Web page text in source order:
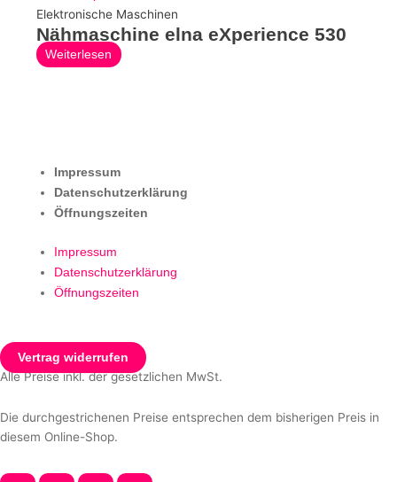
Elektronische Maschinen
Nähmaschine elna eXperience 530
Weiterlesen
Impressum
Datenschutzerklärung
Öffnungszeiten
Impressum
Datenschutzerklärung
Öffnungszeiten
Vertrag widerrufen
Alle Preise inkl. der gesetzlichen MwSt.
Die durchgestrichenen Preise entsprechen dem bisherigen Preis in
diesem Online-Shop.